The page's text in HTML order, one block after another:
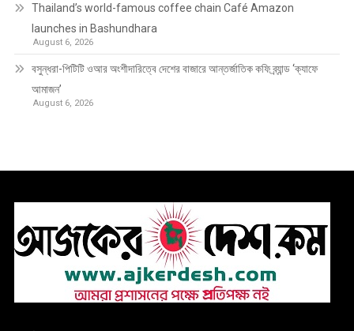
Thailand’s world-famous coffee chain Café Amazon
launches in Bashundhara
August 6, 2026
বসুন্ধরা-পিটিটি ওআর অংশীদারিত্বে দেশের বাজারে আন্তর্জাতিক কফি ব্র্যান্ড ‘ক্যাফে
আমাজন’
August 6, 2026